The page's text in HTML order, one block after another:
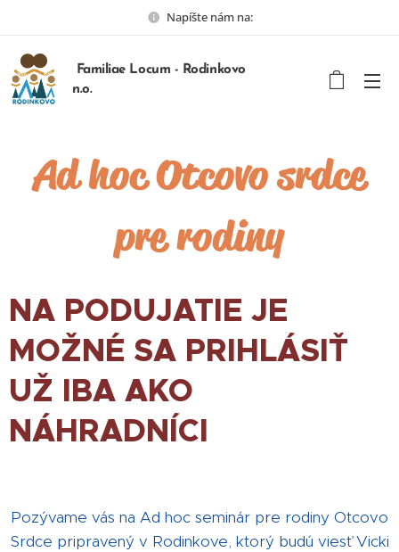
Napíšte nám na:
Familiae Locum - Rodinkovo
n.o.
Ad hoc Otcovo srdce
pre rodiny
NA PODUJATIE JE
MOŽNÉ SA PRIHLÁSIŤ
UŽ IBA AKO
NÁHRADNÍCI
Pozývame vás na Ad hoc seminár pre rodiny Otcovo
Srdce pripravený v Rodinkove, ktorý budú viesť Vicki